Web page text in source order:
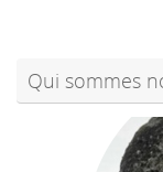
Qui sommes